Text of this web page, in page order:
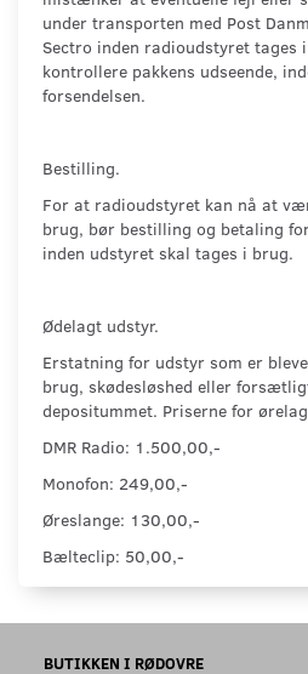
under transporten med Post
Sectro inden radioudstyret tages
kontrollere pakkens udseende,
forsendelsen.
Bestilling.
For at radioudstyret kan nå at
brug, bør bestilling og betaling
inden udstyret skal tages i brug.
Ødelagt udstyr.
Erstatning for udstyr som er
brug, skødesløshed eller
depositummet. Priserne for
DMR Radio: 1.500,00,-
Monofon: 249,00,-
Øreslange: 130,00,-
Bælteclip: 50,00,-
BUTIKKEN I RØDOVRE